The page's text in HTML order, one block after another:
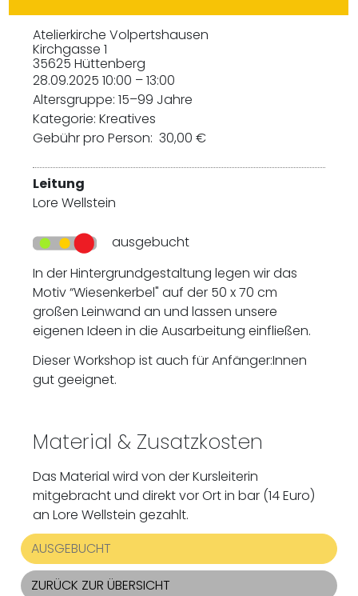
Atelierkirche Volpertshausen
Kirchgasse 1
35625 Hüttenberg
28.09.2025 10:00 – 13:00
Altersgruppe: 15–99 Jahre
Kategorie: Kreatives
Gebühr pro Person: 30,00 €
Leitung
Lore Wellstein
ausgebucht
In der Hintergrundgestaltung legen wir das
Motiv “Wiesenkerbel" auf der 50 x 70 cm
großen Leinwand an und lassen unsere
eigenen Ideen in die Ausarbeitung einfließen.
Dieser Workshop ist auch für Anfänger:Innen
gut geeignet.
Material & Zusatzkosten
Das Material wird von der Kursleiterin
mitgebracht und direkt vor Ort in bar (14 Euro)
an Lore Wellstein gezahlt.
AUSGEBUCHT
ZURÜCK ZUR ÜBERSICHT